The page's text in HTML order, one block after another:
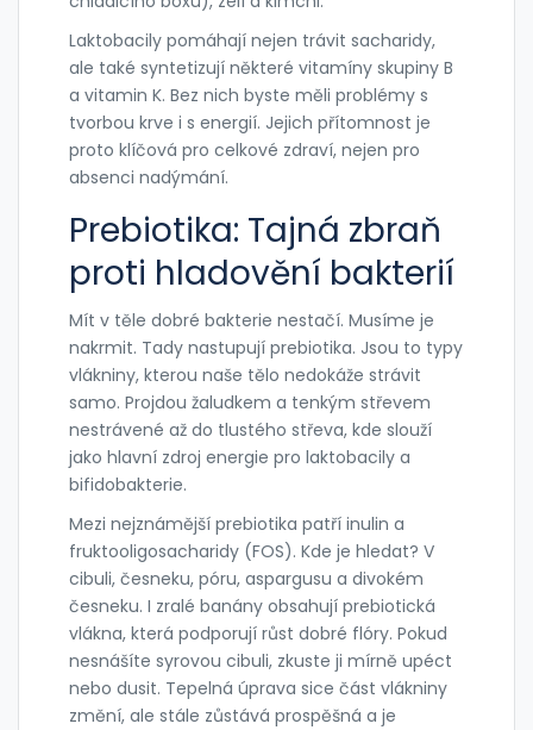
Laktobacily pomáhají nejen trávit sacharidy,
ale také syntetizují některé vitamíny skupiny B
a vitamin K. Bez nich byste měli problémy s
tvorbou krve i s energií. Jejich přítomnost je
proto klíčová pro celkové zdraví, nejen pro
absenci nadýmání.
Prebiotika: Tajná zbraň
proti hladovění bakterií
Mít v těle dobré bakterie nestačí. Musíme je
nakrmit. Tady nastupují prebiotika. Jsou to typy
vlákniny, kterou naše tělo nedokáže strávit
samo. Projdou žaludkem a tenkým střevem
nestrávené až do tlustého střeva, kde slouží
jako hlavní zdroj energie pro laktobacily a
bifidobakterie.
Mezi nejznámější prebiotika patří inulin a
fruktooligosacharidy (FOS). Kde je hledat? V
cibuli, česneku, póru, aspargusu a divokém
česneku. I zralé banány obsahují prebiotická
vlákna, která podporují růst dobré flóry. Pokud
nesnášíte syrovou cibuli, zkuste ji mírně upéct
nebo dusit. Tepelná úprava sice část vlákniny
změní, ale stále zůstává prospěšná a je